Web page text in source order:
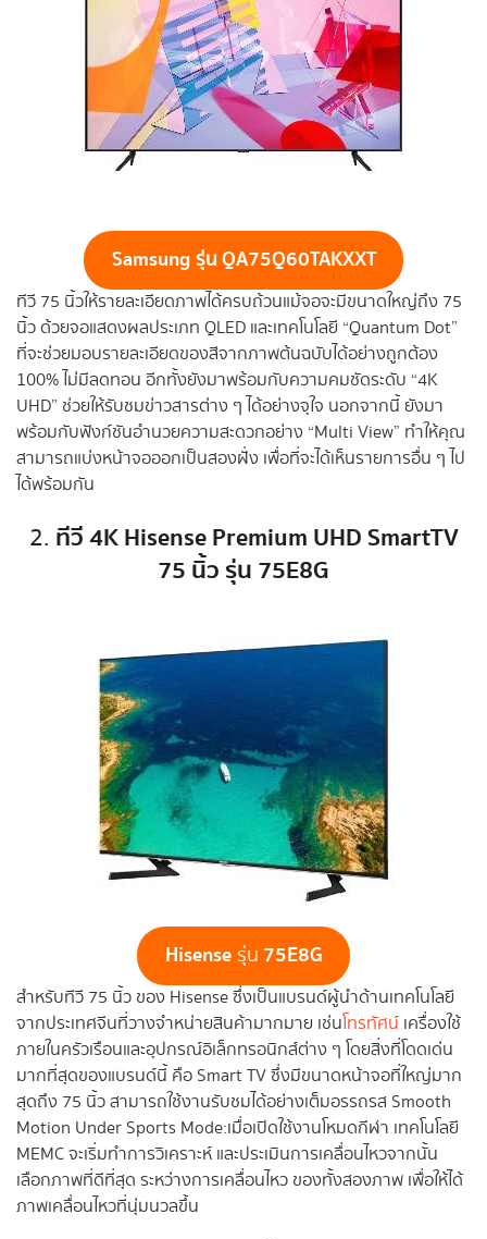
Samsungรุ่น QA75Q60TAKXXT
ทีวี 75 นิ้วให้รายละเอียดภาพได้ครบถ้วนแม้จอจะมีขนาดใหญ่ถึง 75
นิ้ว ด้วยจอแสดงผลประเภท QLED และเทคโนโลยี “Quantum Dot”
ที่จะช่วยมอบรายละเอียดของสีจากภาพต้นฉบับได้อย่างถูกต้อง
100% ไม่มีลดทอน อีกทั้งยังมาพร้อมกับความคมชัดระดับ “4K
UHD” ช่วยให้รับชมข่าวสารต่าง ๆ ได้อย่างจุใจ นอกจากนี้ ยังมา
พร้อมกับฟังก์ชันอำนวยความสะดวกอย่าง “Multi View” ทำให้คุณ
สามารถแบ่งหน้าจอออกเป็นสองฝั่ง เพื่อที่จะได้เห็นรายการอื่น ๆ ไป
ได้พร้อมกัน
2. ทีวี 4K Hisense Premium UHD SmartTV
75 นิ้ว รุ่น 75E8G
Hisenseรุ่น 75E8G
สำหรับทีวี 75 นิ้ว ของ Hisense ซึ่งเป็นแบรนด์ผู้นำด้านเทคโนโลยี
จากประเทศจีนที่วางจำหน่ายสินค้ามากมาย เช่นโทรทัศน์ เครื่องใช้
ภายในครัวเรือนและอุปกรณ์อิเล็กทรอนิกส์ต่าง ๆ โดยสิ่งที่โดดเด่น
มากที่สุดของแบรนด์นี้ คือ Smart TV ซึ่งมีขนาดหน้าจอที่ใหญ่มาก
สุดถึง 75 นิ้ว สามารถใช้งานรับชมได้อย่างเต็มอรรถรส Smooth
Motion Under Sports Mode:เมื่อเปิดใช้งานโหมดกีฬา เทคโนโลยี
MEMC จะเริ่มทำการวิเคราะห์ และประเมินการเคลื่อนไหวจากนั้น
เลือกภาพที่ดีที่สุด ระหว่างการเคลื่อนไหว ของทั้งสองภาพ เพื่อให้ได้
ภาพเคลื่อนไหวที่นุ่มนวลขึ้น